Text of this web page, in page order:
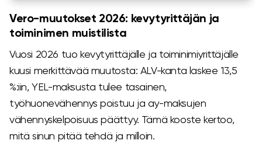
Vero-muutokset 2026: kevytyrittäjän ja
toiminimen muistilista
Vuosi 2026 tuo kevytyrittäjälle ja toiminimiyrittäjälle
kuusi merkittävää muutosta: ALV-kanta laskee 13,5
%:iin, YEL-maksusta tulee tasainen,
työhuonevähennys poistuu ja ay-maksujen
vähennyskelpoisuus päättyy. Tämä kooste kertoo,
mitä sinun pitää tehdä ja milloin.